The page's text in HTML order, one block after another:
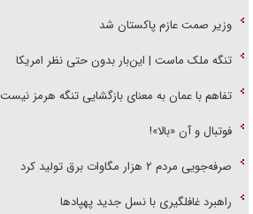
وزیر صمت عازم پاکستان شد
تنگه ملک ماست | این‌بار بدون حتی نظر امریکا
تفاهم با عمان به معنای بازگشایی تنگه هرمز نیست
فوتبال و آن «بالا»!
صرفه‌جویی مردم ۲ هزار مگاوات برق تولید کرد
راهبرد غافلگیری با نسل جدید پهپاد‌ها